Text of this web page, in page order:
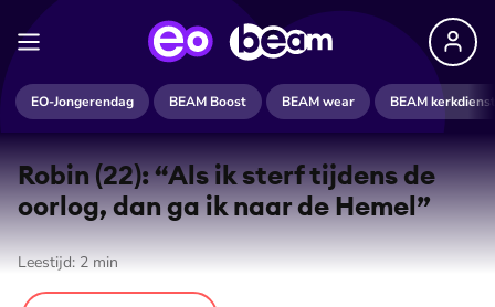
EO-Jongerendag BEAM Boost BEAM wear BEAM kerkdienst
Robin (22): “Als ik sterf tijdens de
oorlog, dan ga ik naar de Hemel”
Leestijd:2min